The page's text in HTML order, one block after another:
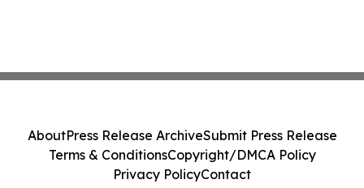
AboutPress Release ArchiveSubmit Press Release
Terms & ConditionsCopyright/DMCA Policy
Privacy PolicyContact